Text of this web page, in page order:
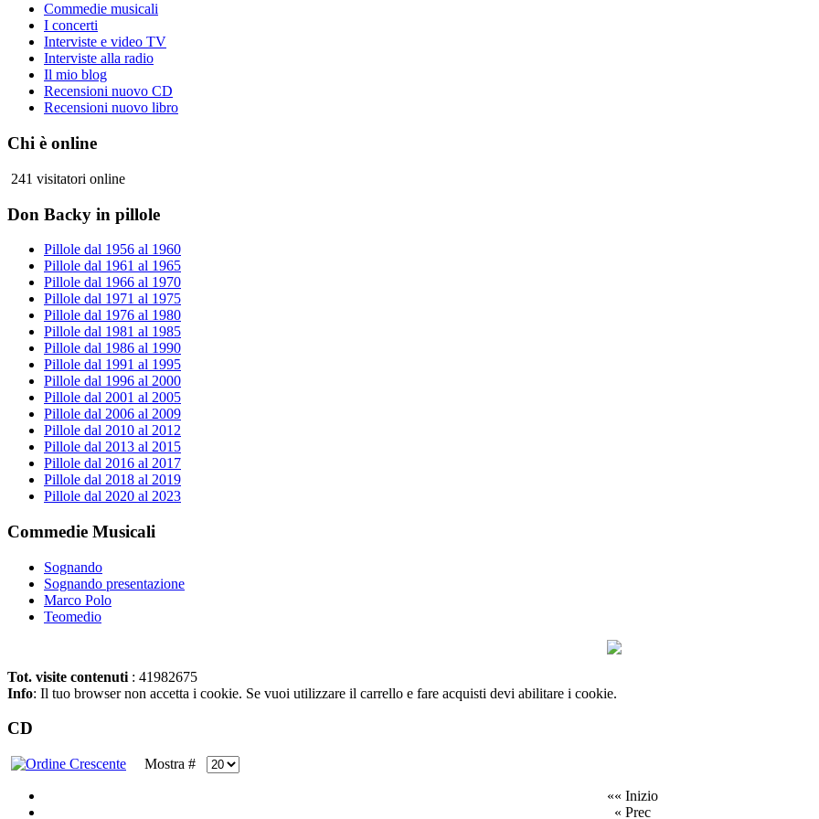
Commedie musicali
I concerti
Interviste e video TV
Interviste alla radio
Il mio blog
Recensioni nuovo CD
Recensioni nuovo libro
Chi è online
241 visitatori online
Don Backy in pillole
Pillole dal 1956 al 1960
Pillole dal 1961 al 1965
Pillole dal 1966 al 1970
Pillole dal 1971 al 1975
Pillole dal 1976 al 1980
Pillole dal 1981 al 1985
Pillole dal 1986 al 1990
Pillole dal 1991 al 1995
Pillole dal 1996 al 2000
Pillole dal 2001 al 2005
Pillole dal 2006 al 2009
Pillole dal 2010 al 2012
Pillole dal 2013 al 2015
Pillole dal 2016 al 2017
Pillole dal 2018 al 2019
Pillole dal 2020 al 2023
Commedie Musicali
Sognando
Sognando presentazione
Marco Polo
Teomedio
Tot. visite contenuti : 41982675
Info: Il tuo browser non accetta i cookie. Se vuoi utilizzare il carrello e fare acquisti devi abilitare i cookie.
CD
Mostra #
«« Inizio
« Prec